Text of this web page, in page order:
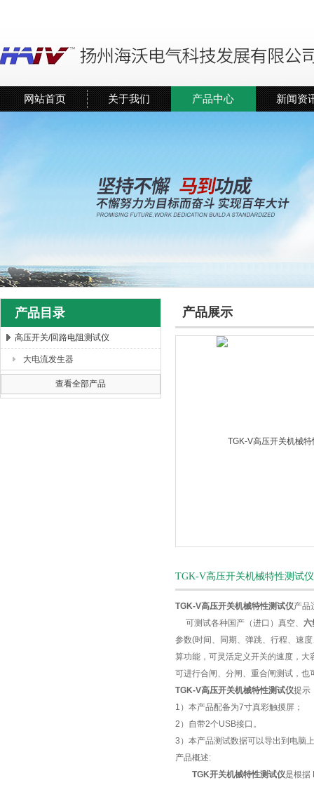
扬州海沃电气科技发展有限公司
网站首页 关于我们 产品中心 新闻资
产品目录
高压开关/回路电阻测试仪
大电流发生器
查看全部产品
产品展示
TGK-V高压开关机械特性测试
TGK-V高压开关机械特性测试仪产品
可测试各种国产（进口）真空、 六
参数(时间、同期、弹跳、行程、速
算功能，可灵活定义开关的速度，
可进行合闸、分闸、重合闸测试，也
TGK-V高压开关机械特性测试仪提示
1）本产品配备为7寸真彩触摸屏；
2）自带2个USB接口。
3）本产品测试数据可以导出到电脑
产品概述:
TGK开关机械特性测试仪是根据